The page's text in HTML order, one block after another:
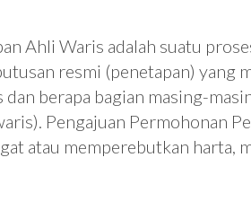
Ahli Waris adalah suatu
resmi (penetapan) yang
dan berapa bagian masing-
Pengajuan Permohonan
atau memperebutkan harta,